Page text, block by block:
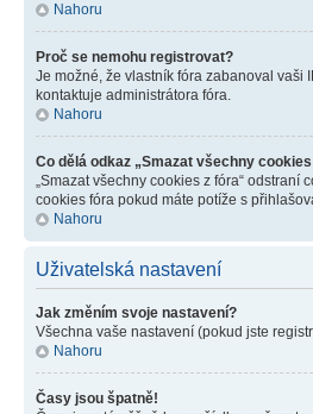
Nahoru
Proč se nemohu registrovat?
Je možné, že vlastník fóra zabanoval vaši
kontaktuje administrátora fóra.
Nahoru
Co dělá odkaz „Smazat všechny
„Smazat všechny cookies z fóra“
cookies fóra pokud máte potíže s
Nahoru
Uživatelská nastavení
Jak změním svoje nastavení?
Všechna vaše nastavení (pokud jste
Nahoru
Časy jsou špatně!